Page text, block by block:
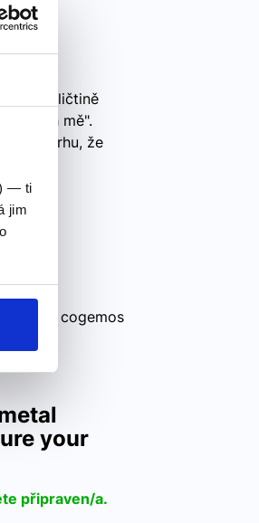
— ti
jim
je v angličtině
"Nech mě".
návrhu, že
– chytí cogemos
your
připraven/a.